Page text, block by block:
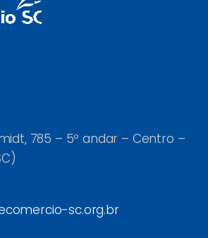
785 – 5º andar – Centro –
sc.org.br